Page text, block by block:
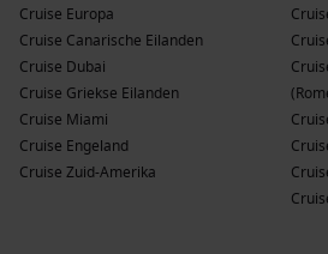
Of je nu actief wilt genieten of juist
cruise juni 2027biedt voor ieder wat
restaurants en entertainment zorgen
compleet is.
De voordelen van een cruise
heeft veel
Cruise Europa
Cruise Canarische Eilanden
Cruise Dubai
Cruise Griekse Eilanden
Cruise Miami
Cruise Engeland
Cruise Zuid-Amerika